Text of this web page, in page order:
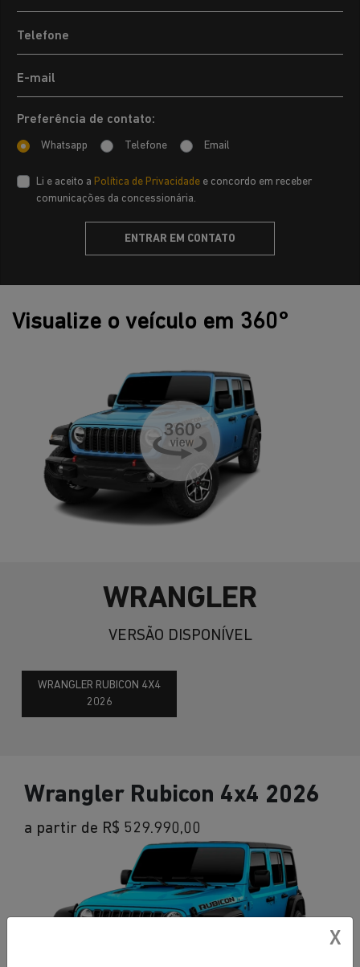
Preferência de contato:
Whatsapp Telefone Email
Li e aceito a Política de Privacidade e concordo em receber
comunicações da concessionária.
ENTRAR EM CONTATO
Visualize o veículo em 360°
WRANGLER
VERSÃO DISPONÍVEL
WRANGLER RUBICON 4X4
2026
Wrangler Rubicon 4x4 2026
a partir de R$ 529.990,00
X